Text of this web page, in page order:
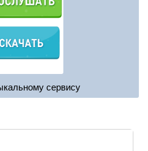
сервису